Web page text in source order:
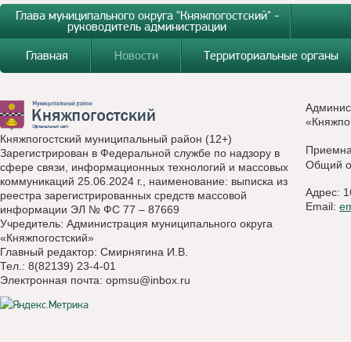
Глава муниципального округа "Княжпогостский" -
руководитель администрации
Главная
Новости Территориальные органы
Княжпогостский муниципальный район (12+)
Зарегистрирован в Федеральной службе по надзору в
сфере связи, информационных технологий и массовых
коммуникаций 25.06.2024 г., наименование: выписка из
реестра зарегистрированных средств массовой
информации ЭЛ № ФС 77 – 87669
Учредитель: Администрация муниципального округа
«Княжпогостский»
Главный редактор: Смирнягина И.В.
Тел.: 8(82139) 23-4-01
Электронная почта: opmsu@inbox.ru
Общий
Адрес:
Email: